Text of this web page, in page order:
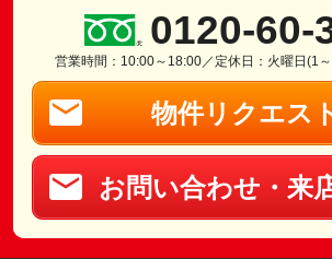
0120-60-
営業時間：10:00～18:00／定休日：火曜日(1
物件リクエス
お問い合わせ・来